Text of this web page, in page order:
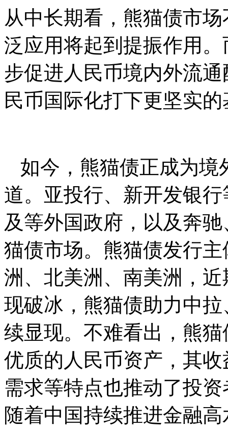
从中长期看，熊猫债市
泛应用将起到提振作用
步促进人民币境内外流
民币国际化打下更坚实
如今，熊猫债正成为境
道。亚投行、新开发银
及等外国政府，以及奔
猫债市场。熊猫债发行
洲、北美洲、南美洲，
现破冰，熊猫债助力中
续显现。不难看出，熊
优质的人民币资产，其
需求等特点也推动了投
随着中国持续推进金融